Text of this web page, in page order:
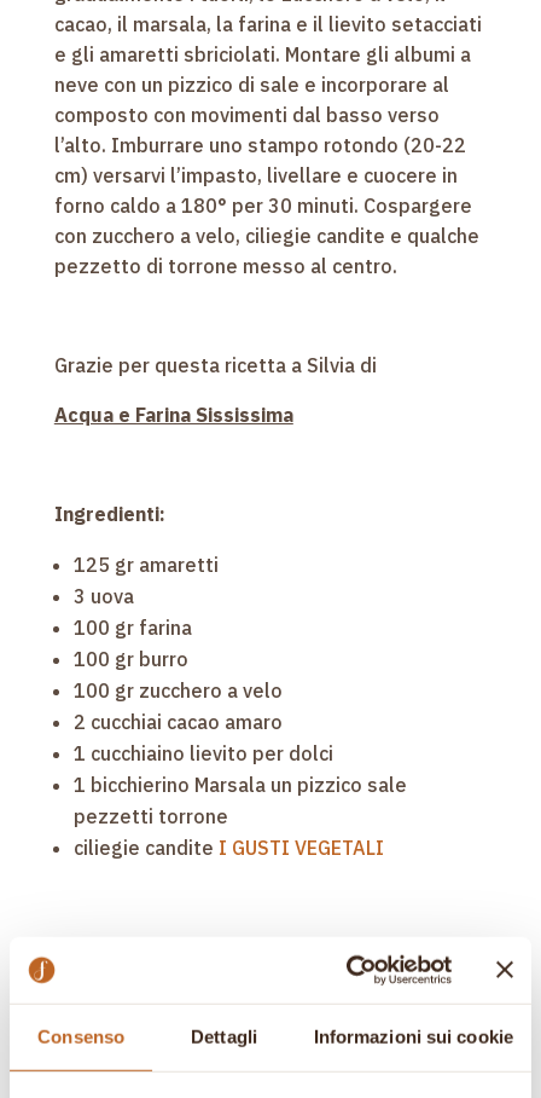
Consenso Dettagli Informazioni sui cookie
cacao, il marsala, la farina e il lievito setacciati
e gli amaretti sbriciolati. Montare gli albumi a
neve con un pizzico di sale e incorporare al
composto con movimenti dal basso verso
l’alto. Imburrare uno stampo rotondo (20-22
cm) versarvi l’impasto, livellare e cuocere in
forno caldo a 180° per 30 minuti. Cospargere
con zucchero a velo, ciliegie candite e qualche
pezzetto di torrone messo al centro.
Grazie per questa ricetta a Silvia di
Acqua e Farina Sississima
Ingredienti:
125 gr amaretti
3 uova
100 gr farina
100 gr burro
100 gr zucchero a velo
2 cucchiai cacao amaro
1 cucchiaino lievito per dolci
1 bicchierino Marsala un pizzico sale
pezzetti torrone
ciliegie candite I GUSTI VEGETALI
Procedimento:
Lavorare il burro morbido aggiungendo